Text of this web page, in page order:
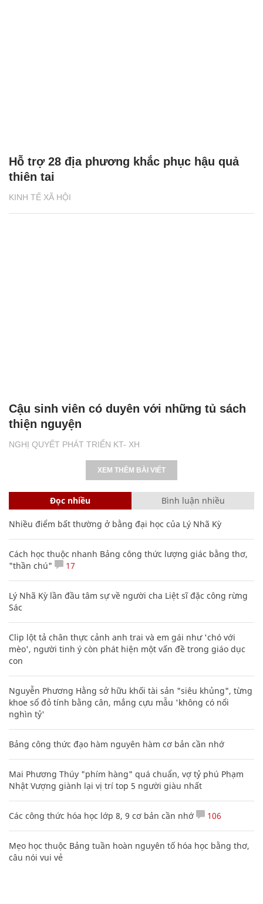
KINH TẾ XÃ HỘI
Hỗ trợ 28 địa phương khắc phục hậu quả
thiên tai
NGHỊ QUYẾT PHÁT TRIỂN KT- XH
Cậu sinh viên có duyên với những tủ sách
thiện nguyện
XEM THÊM BÀI VIẾT
Đọc nhiều Bình luận nhiều
Nhiều điểm bất thường ở bằng đại học của Lý Nhã Kỳ
Cách học thuộc nhanh Bảng công thức lượng giác bằng thơ,
"thần chú"
17
Lý Nhã Kỳ lần đầu tâm sự về người cha Liệt sĩ đặc công rừng
Sác
Clip lột tả chân thực cảnh anh trai và em gái như 'chó với
mèo', người tinh ý còn phát hiện một vấn đề trong giáo dục
con
Nguyễn Phương Hằng sở hữu khối tài sản "siêu khủng", từng
khoe sổ đỏ tính bằng cân, mắng cựu mẫu 'không có nổi
nghìn tỷ'
Bảng công thức đạo hàm nguyên hàm cơ bản cần nhớ
Mai Phương Thúy "phím hàng" quá chuẩn, vợ tỷ phú Phạm
Nhật Vượng giành lại vị trí top 5 người giàu nhất
Các công thức hóa học lớp 8, 9 cơ bản cần nhớ 106
Mẹo học thuộc Bảng tuần hoàn nguyên tố hóa học bằng thơ,
câu nói vui vẻ